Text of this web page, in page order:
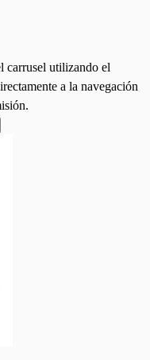
carrusel utilizando el
a la navegación